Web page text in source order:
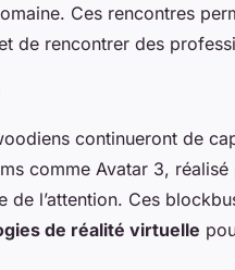
Ces rencontres
de rencontrer des
continueront de
comme Avatar 3, réalisé
de l’attention. Ces
de réalité virtuelle